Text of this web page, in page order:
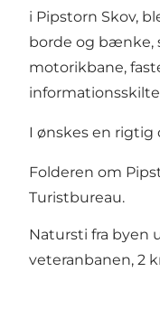
i Pipstorn Skov,
borde og bænke,
motorikbane,
I ønskes en rigtig
Folderen om
Turistbureau.
Natursti fra byen
veteranbanen, 2